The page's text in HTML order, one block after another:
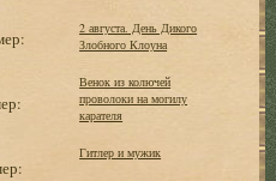
2 августа. День Дикого
Злобного Клоуна
Венок из колючей
проволоки на могилу
карателя
Гитлер и мужик